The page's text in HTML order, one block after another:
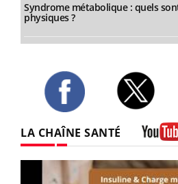
Syndrome métabolique : quels
physiques ?
LA CHAÎNE SANTÉ